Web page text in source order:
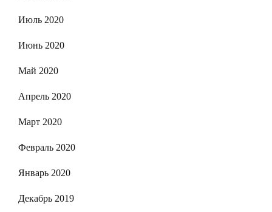
Июль 2020
Июнь 2020
Май 2020
Апрель 2020
Март 2020
Февраль 2020
Январь 2020
Декабрь 2019